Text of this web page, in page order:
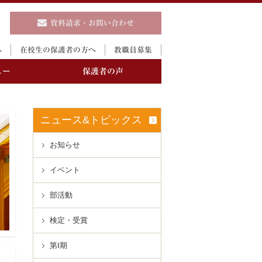
ー 保護者の声
在校生の保護者の方へ 教職員募集
資料請求・お問い合わせ
ニュース&トピックス
お知らせ
イベント
部活動
検定・受賞
第Ⅰ期